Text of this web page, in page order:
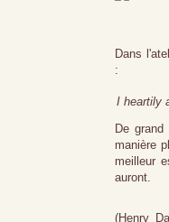
Dans
:
I heartily
De
manière
meilleur
auront.
(Henry